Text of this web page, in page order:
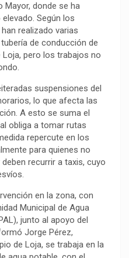
Mayor, donde se ha
Según los
realizado varias
de conducción de
Loja, pero los trabajos no
suspensiones del
lo que afecta las
A esto se suma el
obliga a tomar rutas
repercute en los
para quienes no
recurrir a taxis, cuyo
en la zona, con
Municipal de Agua
junto al apoyo del
Jorge Pérez,
de Loja, se trabaja en la